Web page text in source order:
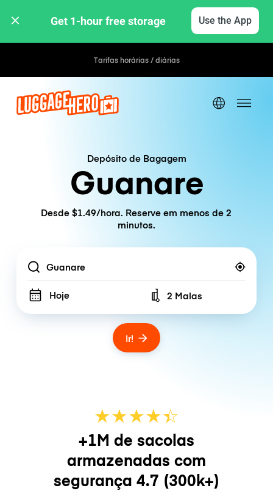
Get 1-hour free storage Use the App
Tarifas horárias / diárias
Depósito de Bagagem
Guanare
Desde $1.49/hora. Reserve em menos de 2
minutos.
Location
Hoje Number of bags
2 Malas
Ir!
★★★★☆
★
+1M de sacolas
armazenadas com
segurança 4.7 (300k+)